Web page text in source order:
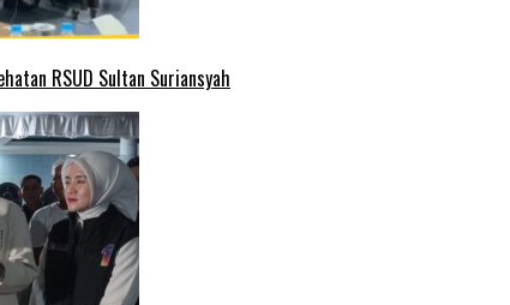
RSUD Sultan Suriansyah